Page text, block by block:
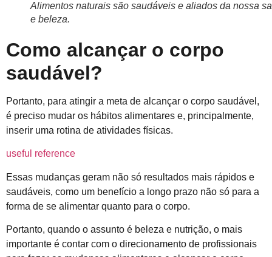
Alimentos naturais são saudáveis e aliados da nossa
e beleza.
Como alcançar o corpo
saudável?
Portanto, para atingir a meta de alcançar o corpo saudável,
é preciso mudar os hábitos alimentares e, principalmente,
inserir uma rotina de atividades físicas.
useful reference
Essas mudanças geram não só resultados mais rápidos e
saudáveis, como um benefício a longo prazo não só para a
forma de se alimentar quanto para o corpo.
Portanto, quando o assunto é beleza e nutrição, o mais
importante é contar com o direcionamento de profissionais